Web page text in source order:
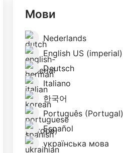
Мови
Nederlands
English US (imperial)
Deutsch
Italiano
한국어
Português (Portugal)
Español
українська мова